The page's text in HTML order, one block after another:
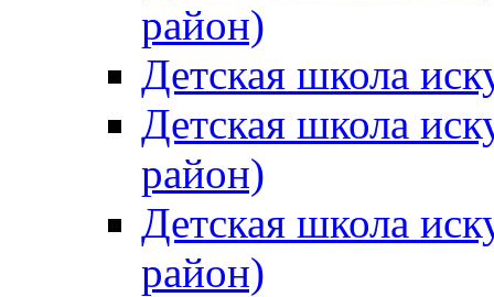
район)
Детская школа
Детская школа
район)
Детская школа
район)